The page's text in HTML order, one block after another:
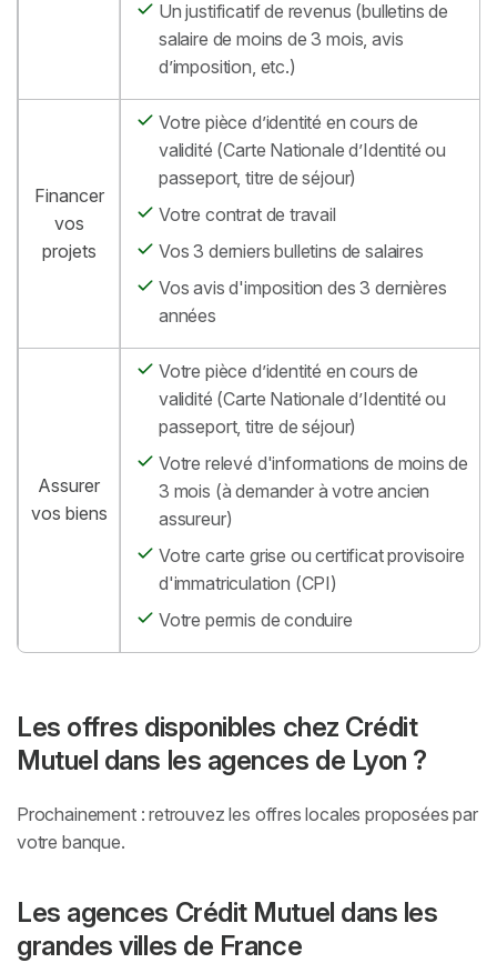
Un justificatif de revenus (bulletins de
salaire de moins de 3 mois, avis
d’imposition, etc.)
Financer
vos
projets
Votre pièce d’identité en cours de
validité (Carte Nationale d’Identité ou
passeport, titre de séjour)
Votre contrat de travail
Vos 3 derniers bulletins de salaires
Vos avis d'imposition des 3 dernières
années
Assurer
vos biens
Votre pièce d’identité en cours de
validité (Carte Nationale d’Identité ou
passeport, titre de séjour)
Votre relevé d'informations de moins de
3 mois (à demander à votre ancien
assureur)
Votre carte grise ou certificat provisoire
d'immatriculation (CPI)
Votre permis de conduire
Les offres disponibles chez Crédit
Mutuel dans les agences de Lyon ?
Prochainement : retrouvez les offres locales proposées par
votre banque.
Les agences Crédit Mutuel dans les
grandes villes de France